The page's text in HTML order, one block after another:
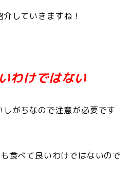
していきますね！
わけではない
がちなので注意が必要です
食べて良いわけではないので